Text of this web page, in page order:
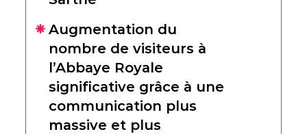
Augmentation du
nombre de visiteurs à
l’Abbaye Royale
significative grâce à une
communication plus
massive et plus